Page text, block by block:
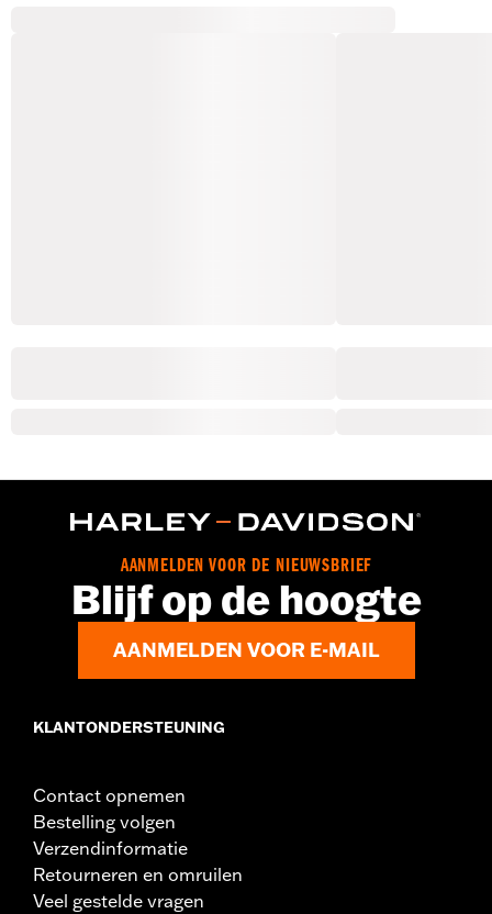
AANMELDEN VOOR DE NIEUWSBRIEF
Blijf op de hoogte
AANMELDEN VOOR E-MAIL
KLANTONDERSTEUNING
Contact opnemen
Bestelling volgen
Verzendinformatie
Retourneren en omruilen
Veel gestelde vragen